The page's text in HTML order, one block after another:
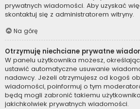
prywatnych wiadomości. Aby uzyskać
skontaktuj się z administratorem witryny.
Na górę
Otrzymuję niechciane prywatne
W panelu użytkownika możesz,
ustawić automatyczne usuwanie
nadawcy. Jeżeli otrzymujesz od kogoś
wiadomości, poinformuj o tym
będą mogli zabronić takiemu
jakichkolwiek prywatnych wiadomości.